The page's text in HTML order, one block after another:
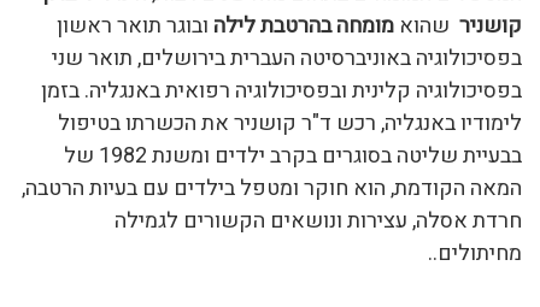
קושניר שהוא מומחה בהרטבת לילה ובוגר תואר ראשון
בפסיכולוגיה באוניברסיטה העברית בירושלים, תואר שני
בפסיכולוגיה קלינית ובפסיכולוגיה רפואית באנגליה. בזמן
לימודיו באנגליה, רכש ד"ר קושניר את הכשרתו בטיפול
בבעיית שליטה בסוגרים בקרב ילדים ומשנת 1982 של
המאה הקודמת, הוא חוקר ומטפל בילדים עם בעיות הרטבה,
חרדת אסלה, עצירות ונושאים הקשורים לגמילה
מחיתולים..